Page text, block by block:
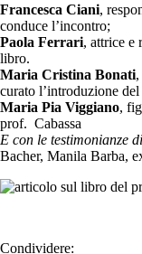
Francesca Ciani,
conduce l’incontro;
Paola Ferrari, attrice e
libro.
Maria Cristina Bonati
curato l’introduzione
Maria Pia Viggiano,
prof. Cabassa
E con le testimonianze di
Bacher, Manila Barba,
Condividere: